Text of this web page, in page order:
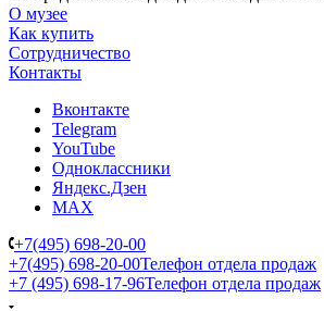
О музее
Как купить
Сотрудничество
Контакты
Вконтакте
Telegram
YouTube
Одноклассники
Яндекс.Дзен
MAX
+7(495) 698-20-00
+7(495) 698-20-00Телефон отдела продаж
+7 (495) 698-17-96Телефон отдела продаж